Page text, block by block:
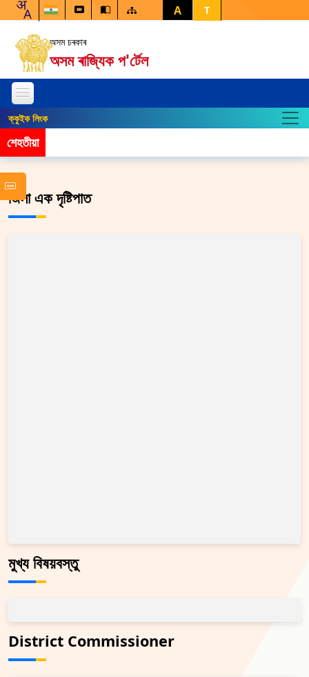
A T
অসম চৰকাৰ
অসম ৰাজ্যিক প'ৰ্টেল
ক্কুইক লিংক
শেহতীয়া
জিলা এক দৃষ্টিপাত
মুখ্য বিষয়বস্তু
District Commissioner